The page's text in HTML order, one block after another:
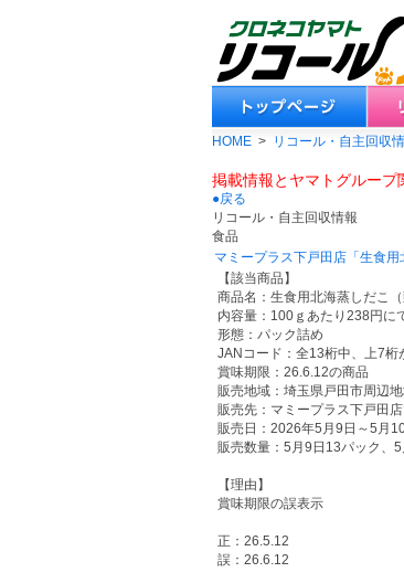
HOME > リコール・自主回収
掲載情報とヤマトグループ
●戻る
リコール・自主回収情報
食品
マミープラス下戸田店「生食用
【該当商品】
商品名：生食用北海蒸しだこ
内容量：100ｇあたり238円に
形態：パック詰め
JANコード：全13桁中、上7桁
賞味期限：26.6.12の商品
販売地域：埼玉県戸田市周辺
販売先：マミープラス下戸田
販売日：2026年5月9日～5月
販売数量：5月9日13パック、
【理由】
賞味期限の誤表示
正：26.5.12
誤：26.6.12